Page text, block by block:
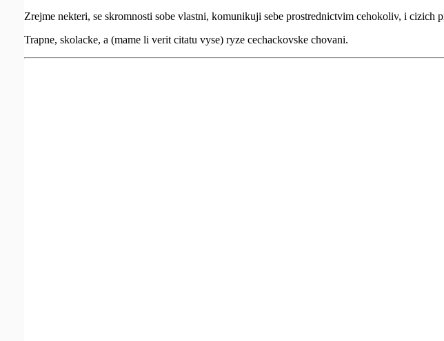
Zrejme nekteri, se skromnosti sobe vlastni, komunikuji sebe prostrednictvim cehokoliv, i cizich
Trapne, skolacke, a (mame li verit citatu vyse) ryze cechackovske chovani.